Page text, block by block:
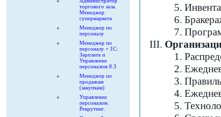
торгового зала.
Менеджер
супермаркета
Менеджер по
персоналу
Менеджер по
персоналу + 1С:
Зарплата и
Управление
персоналом 8.3
Менеджер по
продажам
(закупкам)
Управление
персоналом.
Рекрутинг.